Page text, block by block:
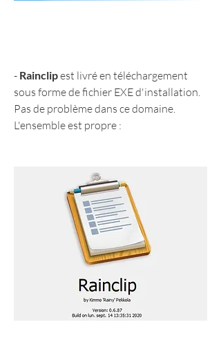
- Rainclip est livré en téléchargement
sous forme de fichier EXE d'installation.
Pas de problème dans ce domaine.
L'ensemble est propre :